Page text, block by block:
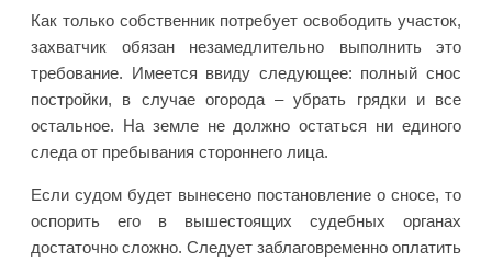
Как только собственник потребует освободить участок,
захватчик обязан незамедлительно выполнить это
требование. Имеется ввиду следующее: полный снос
постройки, в случае огорода – убрать грядки и все
остальное. На земле не должно остаться ни единого
следа от пребывания стороннего лица.
Если судом будет вынесено постановление о сносе, то
оспорить его в вышестоящих судебных органах
достаточно сложно. Следует заблаговременно оплатить